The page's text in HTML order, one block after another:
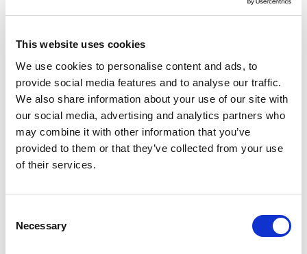
This website uses cookies
We use cookies to personalise content and ads, to
provide social media features and to analyse our traffic.
We also share information about your use of our site with
our social media, advertising and analytics partners who
may combine it with other information that you’ve
provided to them or that they’ve collected from your use
of their services.
Selection
Necessary
starten in het nieuwe jaar? Na de kerstvakantie
moeten veel leerlingen er weer even inkomen,
en jijzelf als mentor misschien ook wel. Zeker